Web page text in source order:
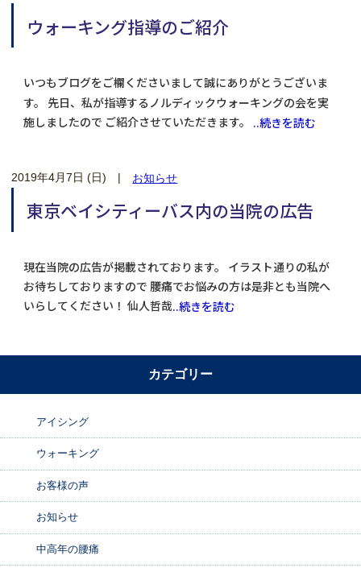
ウォーキング指導のご紹介
いつもブログをご欄くださいまして誠にありがとうございま
す。 先日、私が指導するノルディックウォーキングの会を実
施しましたので ご紹介させていただきます。 ..続きを読む
2019年4月7日 (日) お知らせ
東京ベイシティーバス内の当院の広告
現在当院の広告が掲載されております。 イラスト通りの私が
お待ちしておりますので 腰痛でお悩みの方は是非とも当院へ
いらしてください！ 仙人哲哉..続きを読む
カテゴリー
アイシング
ウォーキング
お客様の声
お知らせ
中高年の腰痛